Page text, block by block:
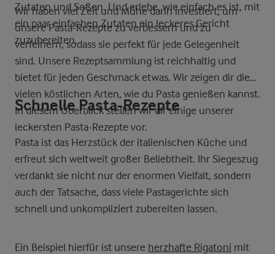
Zutaten und Soßen. Und erlebe, wie einfach es ist, mit
ein paar einfachen Zutaten ein leckeres Gericht
zuzubereiten.
Wir haben viel Zeit und Mühe darin investiert, um
unsere Pasta-Rezepte zu verbessern und zu
verfeinern, sodass sie perfekt für jede Gelegenheit
sind. Unsere Rezeptsammlung ist reichhaltig und
bietet für jeden Geschmack etwas. Wir zeigen dir die
vielen köstlichen Arten, wie du Pasta genießen kannst.
In diesem Überblick stellen wir dir einige unserer
leckersten Pasta-Rezepte vor.
Schnelle Pasta-Rezepte
Pasta ist das Herzstück der italienischen Küche und
erfreut sich weltweit großer Beliebtheit. Ihr Siegeszug
verdankt sie nicht nur der enormen Vielfalt, sondern
auch der Tatsache, dass viele Pastagerichte sich
schnell und unkompliziert zubereiten lassen.
Ein Beispiel hierfür ist unsere herzhafte Rigatoni mit